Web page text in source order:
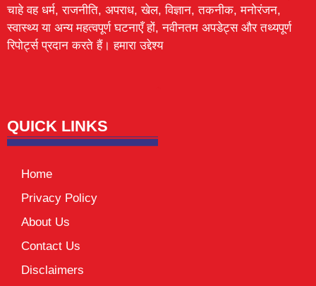
चाहे वह धर्म, राजनीति, अपराध, खेल, विज्ञान, तकनीक, मनोरंजन,
स्वास्थ्य या अन्य महत्वपूर्ण घटनाएँ हों, नवीनतम अपडेट्स और तथ्यपूर्ण
रिपोर्ट्स प्रदान करते हैं। हमारा उद्देश्य
QUICK LINKS
Home
Privacy Policy
About Us
Contact Us
Disclaimers